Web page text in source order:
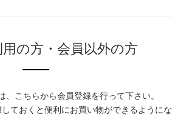
の方・会員以外の方
こちらから会員登録を行って下さい。
ておくと便利にお買い物ができるように